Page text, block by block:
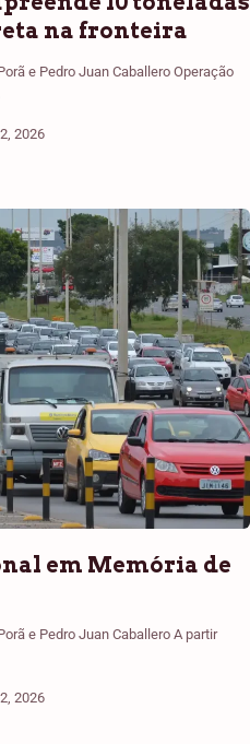
na fronteira
e Pedro Juan Caballero Operação
2026
em Memória de
e Pedro Juan Caballero A partir
2026